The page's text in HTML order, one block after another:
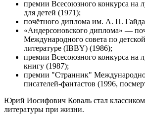
премии Всесоюзного конкурса на
для детей (1971);
почётного диплома им. А. П.
«Андерсоновского диплома» —
Международного совета по
литературе (IBBY) (1986);
премии Всесоюзного конкурса на
книгу (1987);
премии "Странник"
писателей-фантастов (1996,
Юрий Иосифович Коваль стал классиком
литературы при жизни.